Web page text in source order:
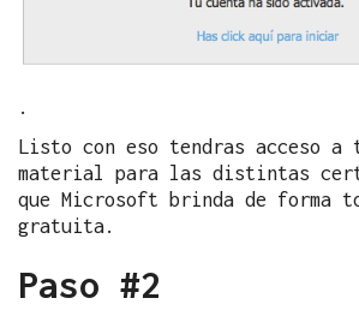
.
Listo con eso tendras acceso a
material para las distintas
que Microsoft brinda de forma
gratuita.
Paso #2